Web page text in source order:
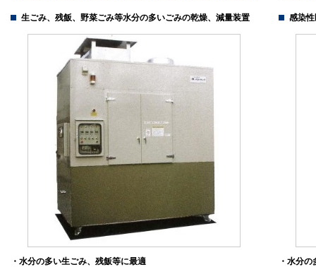
生ごみ、残飯、野菜ごみ等水分の多いごみの乾燥、減量装置
・水分の多い生ごみ、残飯等に最適
感染
・水分